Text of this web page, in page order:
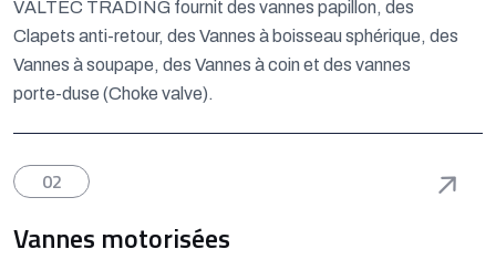
VALTEC TRADING fournit des vannes papillon, des
Clapets anti-retour, des Vannes à boisseau sphérique, des
Vannes à soupape, des Vannes à coin et des vannes
porte-duse (Choke valve).
02
Vannes motorisées